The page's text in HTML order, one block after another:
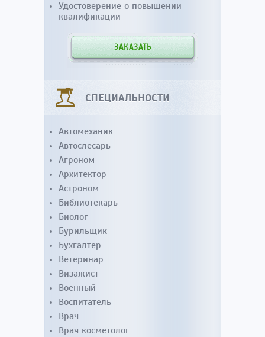
Удостоверение о повышении
квалификации
ЗАКАЗАТЬ
СПЕЦИАЛЬНОСТИ
Автомеханик
Автослесарь
Агроном
Архитектор
Астроном
Библиотекарь
Биолог
Бурильщик
Бухгалтер
Ветеринар
Визажист
Военный
Воспитатель
Врач
Врач косметолог